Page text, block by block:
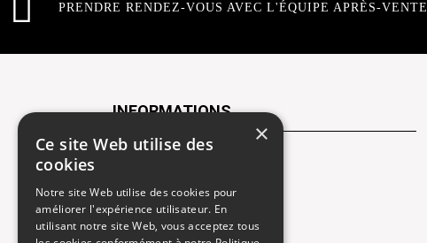
PRENDRE RENDEZ-VOUS AVEC L'ÉQUIPE APRÈS-VENTE
INFORMATIONS
Recrutement
Rendez-vous atelier
×
Ce site Web utilise des
cookies
Notre site Web utilise des cookies pour
améliorer l'expérience utilisateur. En
utilisant notre site Web, vous acceptez tous